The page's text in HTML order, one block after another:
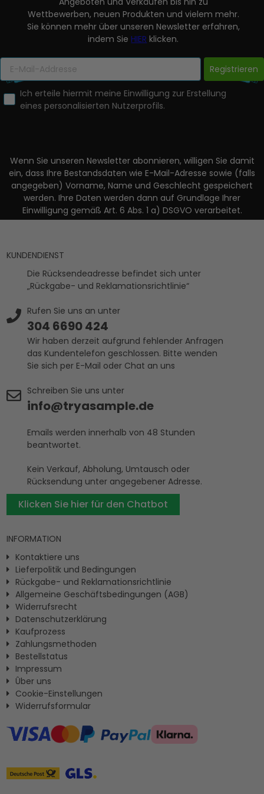
Wettbewerben, neuen Produkten und vielem mehr.
Sie können mehr über unseren Newsletter erfahren,
indem SieHIER klicken.
Registrieren
Ich erteile hiermit meine Einwilligung zur Erstellung
eines personalisierten Nutzerprofils.
Wenn Sie unseren Newsletter abonnieren, willigen Sie damit
ein, dass Ihre Bestandsdaten wie E-Mail-Adresse sowie (falls
angegeben) Vorname, Name und Geschlecht gespeichert
werden. Ihre Daten werden dann auf Grundlage Ihrer
Einwilligung gemäß Art. 6 Abs. 1 a) DSGVO verarbeitet.
KUNDENDIENST
Die Rücksendeadresse befindet sich unter
„Rückgabe- und Reklamationsrichtlinie“
Rufen Sie uns an unter
304 6690 424
Wir haben derzeit aufgrund fehlender Anfragen
das Kundentelefon geschlossen. Bitte wenden
Sie sich per E-Mail oder Chat an uns
Schreiben Sie uns unter
info@tryasample.de
Emails werden innerhalb von 48 Stunden
beantwortet.
Kein Verkauf, Abholung, Umtausch oder
Rücksendung unter angegebener Adresse.
Klicken Sie hier für den Chatbot
INFORMATION
Kontaktiere uns
Lieferpolitik und Bedingungen
Rückgabe- und Reklamationsrichtlinie
Allgemeine Geschäftsbedingungen (AGB)
Widerrufsrecht
Datenschutzerklärung
Kaufprozess
Zahlungsmethoden
Bestellstatus
Impressum
Ûber uns
Cookie-Einstellungen
Widerrufsformular